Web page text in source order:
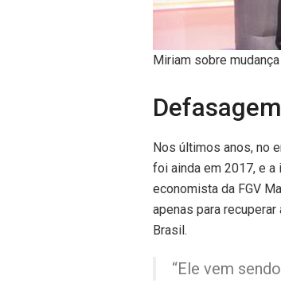
Miriam sobre
Nos últimos anos, no
foi ainda em 2017, e a
economista da FGV
apenas para
Brasil.
“Ele vem